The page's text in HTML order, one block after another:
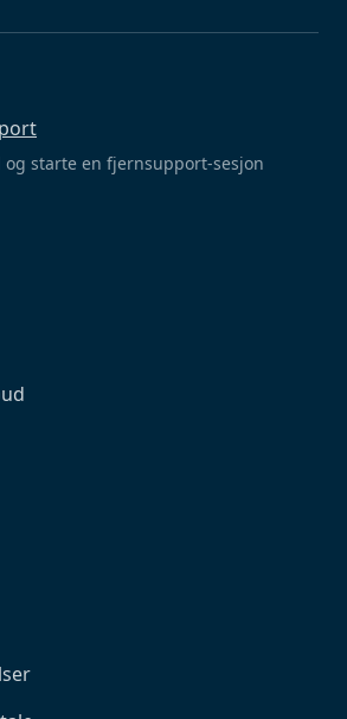
og starte en fjernsupport-sesjon